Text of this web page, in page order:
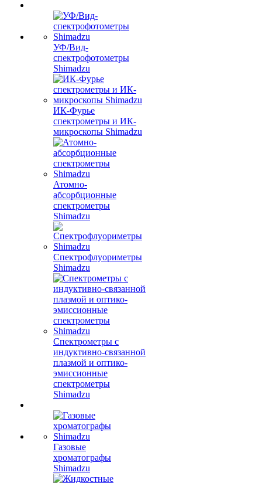
УФ/Вид-
спектрофотометры
Shimadzu
ИК-Фурье
спектрометры и ИК-
микроскопы Shimadzu
Атомно-
абсорбционные
спектрометры
Shimadzu
Спектрофлуориметры
Shimadzu
Спектрометры с
индуктивно-связанной
плазмой и оптико-
эмиссионные
спектрометры
Shimadzu
Газовые
хроматографы
Shimadzu